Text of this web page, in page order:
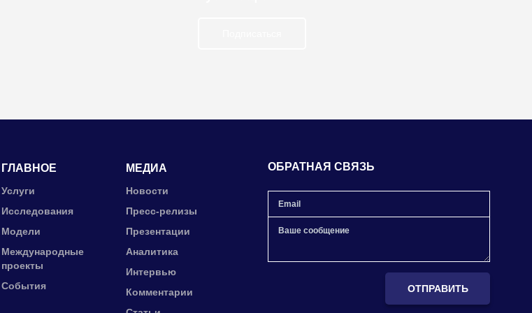
ГЛАВНОЕ
Услуги
Исследования
Модели
Международные
проекты
События
МЕДИА
Новости
Пресс-релизы
Презентации
Аналитика
Интервью
Комментарии
ОБРАТНАЯ СВЯЗЬ
ОТПРАВИТЬ